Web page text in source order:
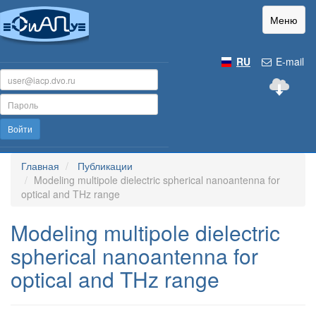
Меню
E-mail
RU
Войти
Главная
Публикации
Modeling multipole dielectric spherical nanoantenna for
optical and THz range
Modeling multipole dielectric
spherical nanoantenna for
optical and THz range